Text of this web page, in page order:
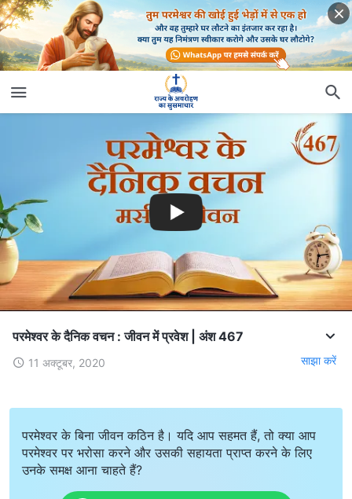
परमेश्वर के दैनिक वचन : जीवन में प्रवेश | अंश 467
11 अक्टूबर, 2020 साझा करें
परमेश्वर के बिना जीवन कठिन है। यदि आप सहमत हैं, तो क्या आप
परमेश्वर पर भरोसा करने और उसकी सहायता प्राप्त करने के लिए
उनके समक्ष आना चाहते हैं?